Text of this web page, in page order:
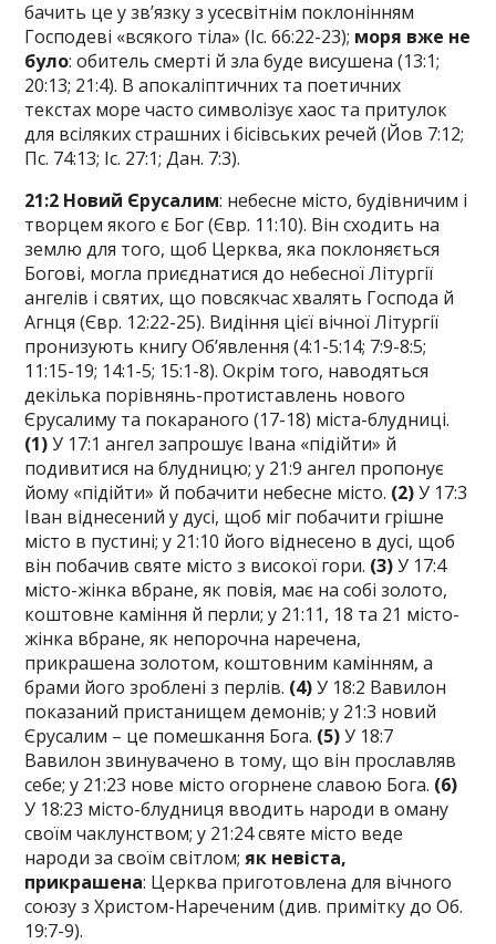
бачить це у зв’язку з усесвітнім поклонінням
Господеві «всякого тіла» (Іс. 66:22-23); моря вже не
було: обитель смерті й зла буде висушена (13:1;
20:13; 21:4). В апокаліптичних та поетичних
текстах море часто символізує хаос та притулок
для всіляких страшних і бісівських речей (Йов 7:12;
Пс. 74:13; Іс. 27:1; Дан. 7:3).
21:2 Новий Єрусалим: небесне місто, будівничим і
творцем якого є Бог (Євр. 11:10). Він сходить на
землю для того, щоб Церква, яка поклоняється
Богові, могла приєднатися до небесної Літургії
ангелів і святих, що повсякчас хвалять Господа й
Агнця (Євр. 12:22-25). Видіння цієї вічної Літургії
пронизують книгу Об’явлення (4:1-5:14; 7:9-8:5;
11:15-19; 14:1-5; 15:1-8). Окрім того, наводяться
декілька порівнянь-протиставлень нового
Єрусалиму та покараного (17-18) міста-блудниці.
(1)У 17:1 ангел запрошує Івана «підійти» й
подивитися на блудницю; у 21:9 ангел пропонує
йому «підійти» й побачити небесне місто. (2)У 17:3
Іван віднесений у дусі, щоб міг побачити грішне
місто в пустині; у 21:10 його віднесено в дусі, щоб
він побачив святе місто з високої гори. (3)У 17:4
місто-жінка вбране, як повія, має на собі золото,
коштовне каміння й перли; у 21:11, 18 та 21 місто-
жінка вбране, як непорочна наречена,
прикрашена золотом, коштовним камінням, а
брами його зроблені з перлів. (4)У 18:2 Вавилон
показаний пристанищем демонів; у 21:3 новий
Єрусалим – це помешкання Бога. (5)У 18:7
Вавилон звинувачено в тому, що він прославляв
себе; у 21:23 нове місто огорнене славою Бога. (6)
У 18:23 місто-блудниця вводить народи в оману
своїм чаклунством; у 21:24 святе місто веде
народи за своїм світлом;як невіста,
прикрашена: Церква приготовлена для вічного
союзу з Христом-Нареченим (див. примітку до Об.
19:7-9).